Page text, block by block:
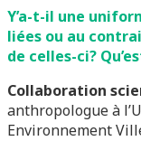
Y’a-t-il une
liées ou au
de celles-ci?
Collaboration
anthropologue à
Environnement